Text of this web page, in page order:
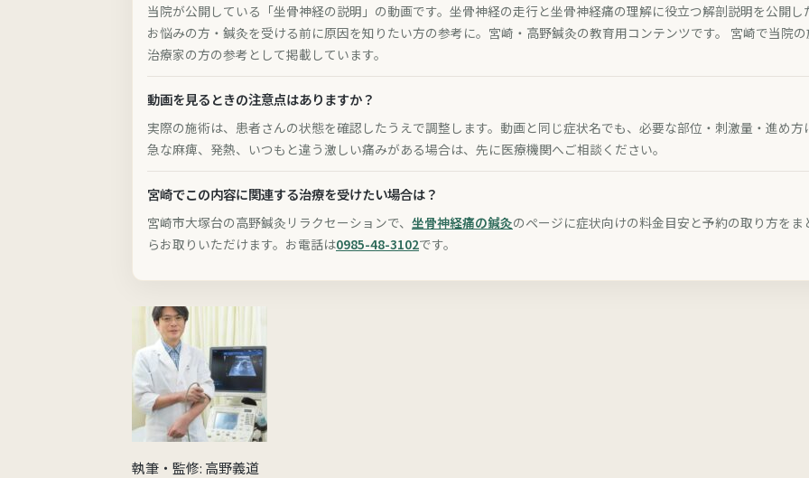
当院が公開している「坐骨神経の説明」の動画です。坐骨神経の走行と坐骨神経痛の理解に役立つ解剖説明を公開
お悩みの方・鍼灸を受ける前に原因を知りたい方の参考に。宮崎・高野鍼灸の教育用コンテンツです。 宮崎で当院
治療家の方の参考として掲載しています。
動画を見るときの注意点はありますか？
実際の施術は、患者さんの状態を確認したうえで調整します。動画と同じ症状名でも、必要な部位・刺激量・進め
急な麻痺、発熱、いつもと違う激しい痛みがある場合は、先に医療機関へご相談ください。
宮崎でこの内容に関連する治療を受けたい場合は？
宮崎市大塚台の高野鍼灸リラクセーションで、 坐骨神経痛の鍼灸のページに症状向けの料金目安と予約の取り方をま
らお取りいただけます。お電話は0985-48-3102です。
執筆・監修: 高野義道